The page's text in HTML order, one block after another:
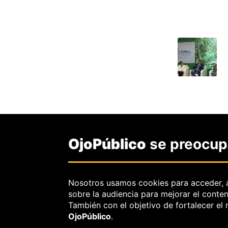
OjoPúblico se
Nosotros usamos cookies para
sobre la audiencia para mejorar el
También con el objetivo de fortalecer el
OjoPúblico.